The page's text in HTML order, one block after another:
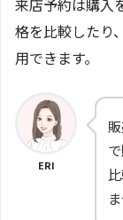
格を比較したり
用できます。
ERI